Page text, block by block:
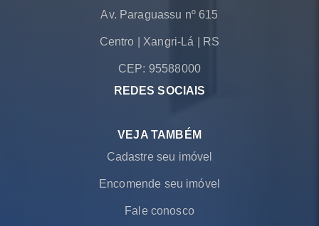
Av. Paraguassu nº 615
Centro Xangri-Lá RS
CEP: 95588000
REDES SOCIAIS
VEJA TAMBÉM
Cadastre seu imóvel
Encomende seu imóvel
Fale conosco